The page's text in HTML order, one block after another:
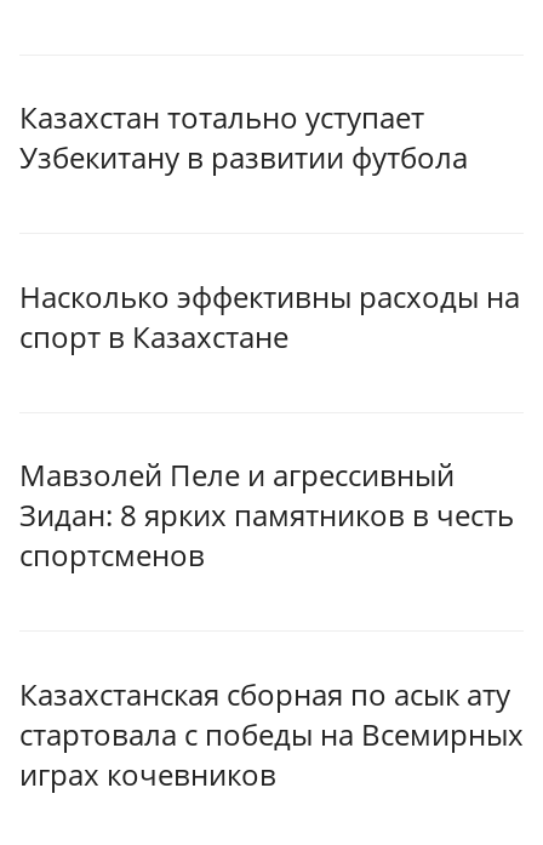
Казахстан тотально уступает
Узбекитану в развитии футбола
Насколько эффективны расходы на
спорт в Казахстане
Мавзолей Пеле и агрессивный
Зидан: 8 ярких памятников в честь
спортсменов
Казахстанская сборная по асык ату
стартовала с победы на Всемирных
играх кочевников